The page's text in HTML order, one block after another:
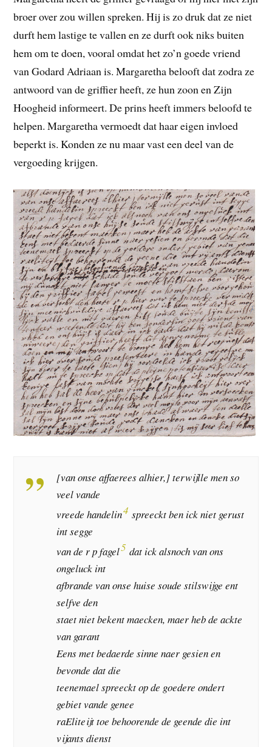
broer over zou willen spreken. Hij is zo druk dat ze niet
durft hem lastige te vallen en ze durft ook niks buiten
hem om te doen, vooral omdat het zo’n goede vriend
van Godard Adriaan is. Margaretha belooft dat zodra ze
antwoord van de griffier heeft, ze hun zoon en Zijn
Hoogheid informeert. De prins heeft immers beloofd te
helpen. Margaretha vermoedt dat haar eigen invloed
beperkt is. Konden ze nu maar vast een deel van de
vergoeding krijgen.
[van onse affaerees alhier,] terwijlle men so
veel vande
vreede handelin4 spreeckt ben ick niet gerust
int segge
van de r p fagel5 dat ick alsnoch van ons
ongeluck int
afbrande van onse huise soude stilswijge ent
selfve den
staet niet bekent maecken, maer heb de ackte
van garant
Eens met bedaerde sinne naer gesien en
bevonde dat die
teenemael spreeckt op de goedere ondert
gebiet vande genee
raEliteijt toe behoorende de geende die int
vijants dienst